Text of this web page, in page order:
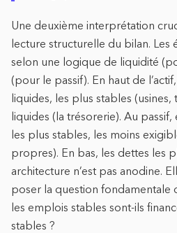
Une deuxième interprétation
lecture structurelle du bilan. Les
selon une logique de liquidité
(pour le passif). En haut de
liquides, les plus stables (usines,
liquides (la trésorerie). Au passif,
les plus stables, les moins
propres). En bas, les dettes les
architecture n’est pas anodine.
poser la question fondamentale
les emplois stables sont-ils
stables ?